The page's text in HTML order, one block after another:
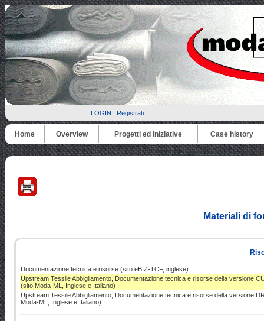
LOGIN Registrati...
Home Overview Progetti ed iniziative Case history
Materiali di
Documentazione tecnica e risorse (sito eBIZ-TCF, inglese)
Upstream Tessile Abbigliamento, Documentazione tecnica e risorse della versione
(sito Moda-ML, Inglese e Italiano)
Upstream Tessile Abbigliamento, Documentazione tecnica e risorse della versione
Moda-ML, Inglese e Italiano)